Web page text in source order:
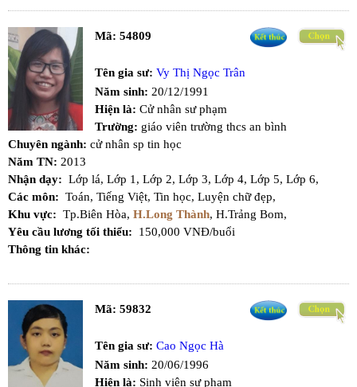
Mã: 54809
Tên gia sư: Vy Thị Ngọc Trân
Năm sinh: 20/12/1991
Hiện là: Cử nhân sư phạm
Trường: giáo viên trường thcs an bình
Chuyên ngành: cử nhân sp tin học
Năm TN: 2013
Nhận dạy: Lớp lá, Lớp 1, Lớp 2, Lớp 3, Lớp 4, Lớp 5, Lớp 6,
Các môn: Toán, Tiếng Việt, Tin học, Luyện chữ đẹp,
Khu vực: Tp.Biên Hòa, H.Long Thành, H.Trảng Bom,
Yêu cầu lương tối thiểu:
150,000 VNĐ/buổi
Thông tin khác:
Mã: 59832
Tên gia sư: Cao Ngọc Hà
Năm sinh: 20/06/1996
Hiện là: Sinh viên sư phạm